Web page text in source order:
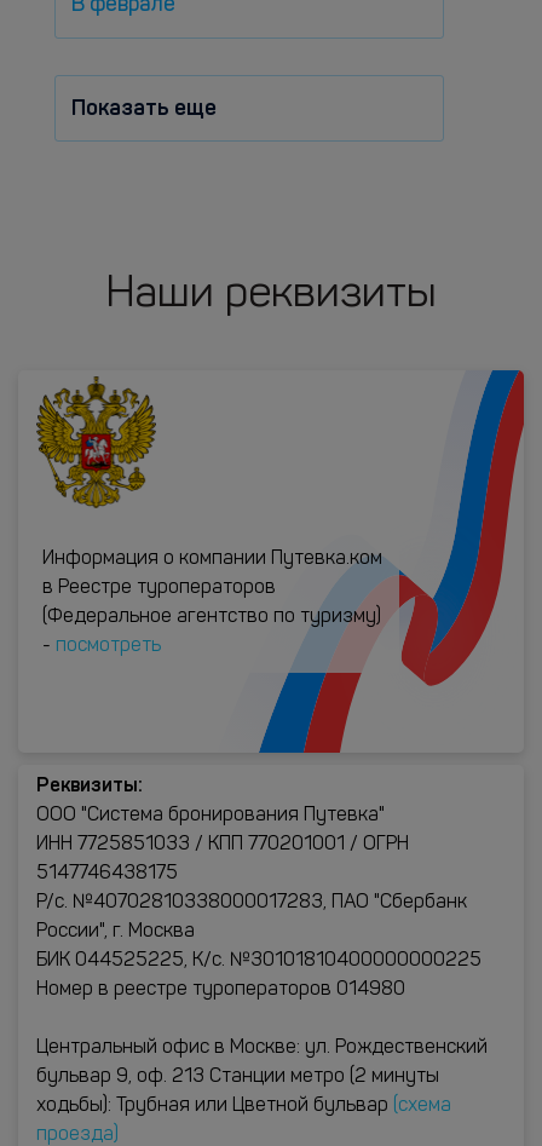
В феврале
Показать еще
Наши реквизиты
Информация о компании Путевка.ком
в Реестре туроператоров
(Федеральное агентство по туризму)
- посмотреть
Реквизиты:
ООО "Система бронирования Путевка"
ИНН 7725851033 / КПП 770201001 / ОГРН
5147746438175
Р/с. №40702810338000017283, ПАО "Сбербанк
России", г. Москва
БИК 044525225, К/с. №30101810400000000225
Номер в реестре туроператоров 014980
Центральный офис в Москве: ул. Рождественский
бульвар 9, оф. 213 Станции метро (2 минуты
ходьбы): Трубная или Цветной бульвар
(схема
проезда)